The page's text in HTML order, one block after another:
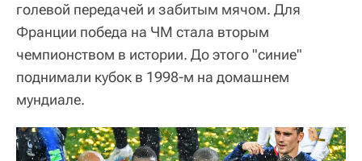
голевой передачей и забитым мячом. Для
Франции победа на ЧМ стала вторым
чемпионством в истории. До этого "синие"
поднимали кубок в 1998-м на домашнем
мундиале.